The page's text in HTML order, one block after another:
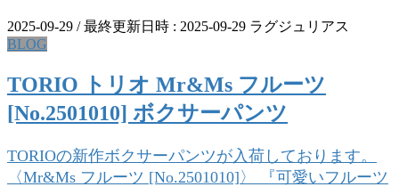
2025-09-29 / 最終更新日時 : 2025-09-29 ラグジュリアス
BLOG
TORIO トリオ Mr&Ms フルーツ
[No.2501010] ボクサーパンツ
TORIOの新作ボクサーパンツが入荷しております。
〈Mr&Ms フルーツ [No.2501010]〉 『可愛いフルーツ